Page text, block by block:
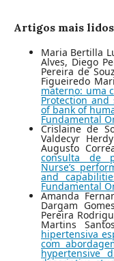
Artigos mais
Maria Bertilla
Alves, Diego
Pereira de
Figueiredo
materno: uma
Protection
of bank of
Fundamental
Crislaine de
Valdecyr
Augusto
consulta de
Nurse’s
and
Fundamental
Amanda
Dargam
Pereira
Martins
hipertensiva
com
hypertensive